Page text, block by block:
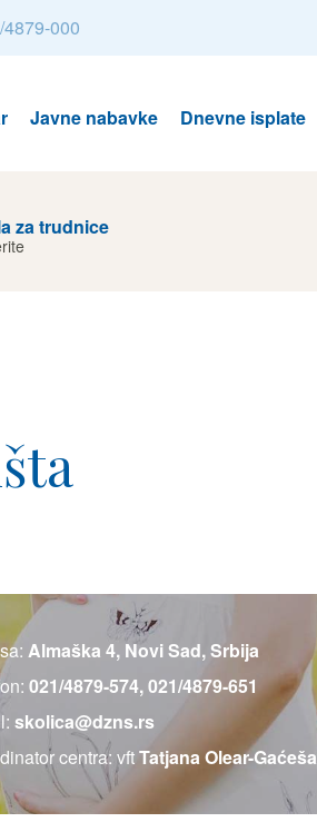
000
Javne nabavke Dnevne isplate
za trudnice
Almaška 4, Novi Sad, Srbija
021/4879-574, 021/4879-651
skolica@dzns.rs
centra: vftTatjana Olear-Gaćeša